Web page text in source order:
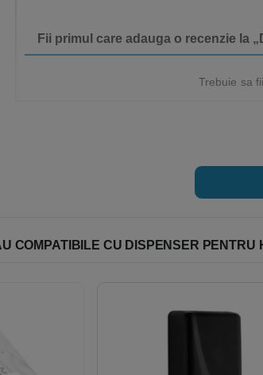
Fii primul care adauga o recenzie la
Trebuie sa fii
COMPATIBILE CU DISPENSER